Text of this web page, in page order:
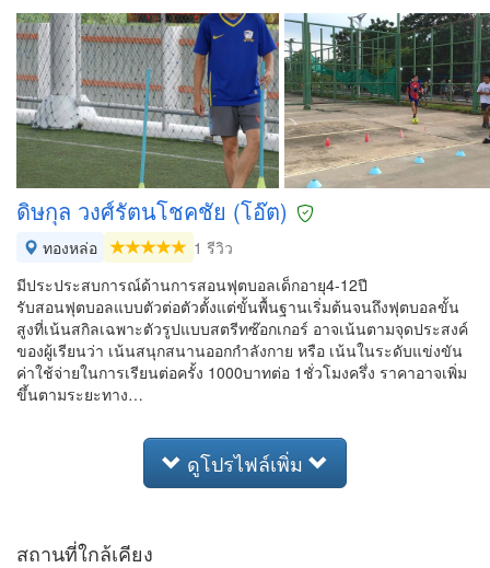
ดิษกุล วงศ์รัตนโชคชัย (โอ๊ต)
ทองหล่อ
1 รีวิว
มีประประสบการณ์ด้านการสอนฟุตบอลเด็กอายุ4-12ปี
รับสอนฟุตบอลแบบตัวต่อตัวตั้งแต่ขั้นพื้นฐานเริ่มต้นจนถึงฟุตบอลขั้น
สูงที่เน้นสกิลเฉพาะตัวรูปแบบสตรีทซ๊อกเกอร์ อาจเน้นตามจุดประสงค์
ของผู้เรียนว่า เน้นสนุกสนานออกกำลังกาย หรือ เน้นในระดับแข่งขัน
ค่าใช้จ่ายในการเรียนต่อครั้ง 1000บาทต่อ 1ชั่วโมงครึ่ง ราคาอาจเพิ่ม
ขึ้นตามระยะทาง…
ดูโปรไฟล์เพิ่ม
สถานที่ใกล้เคียง